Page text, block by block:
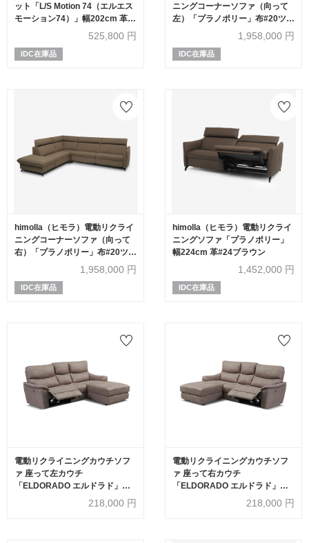
ット「L/S Motion 74（エルエス
モーション74）」幅202cm 革
#H/S-521E フロスト色525,800 円
IDC在庫品
ニングコーナーソファ（向って
左）「プラノポリー」布#20ツン
1,958,000 円
IDC在庫品
himolla（ヒモラ）電動リクライ
ニングコーナーソファ（向って
右）「プラノポリー」布#20ツン
1,958,000 円
IDC在庫品
himolla（ヒモラ）電動リクライ
ニングソファ「プラノポリー」
幅224cm 革#24ブラウン
1,452,000 円
IDC在庫品
電動リクライニングカウチソフ
ァ 座って左カウチ
「ELDORADO エルドラド」テ
ーブル付 幅218cm プライムレザ
ーテックス＃PLT112 ヨーロピア
218,000 円
電動リクライニングカウチソフ
ァ 座って右カウチ
「ELDORADO エルドラド」テ
ーブル付 幅218cm プライムレザ
ーテックス＃PLT112 ヨーロピア
218,000 円